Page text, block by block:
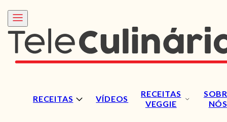
RECEITAS VÍDEOS
RECEITAS
VEGGIE
NÓS